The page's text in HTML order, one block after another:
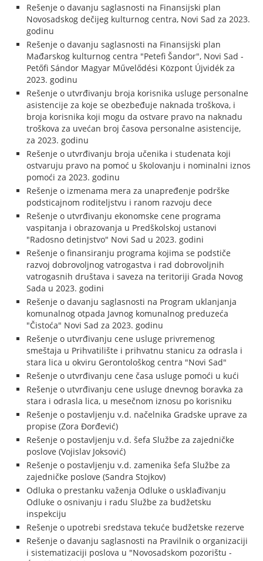
Rešenje o davanju saglasnosti na Finansijski plan
Novosadskog dečijeg kulturnog centra, Novi Sad za 2023.
godinu
Rešenje o davanju saglasnosti na Finansijski plan
Mađarskog kulturnog centra "Petefi Šandor", Novi Sad -
Petőfi Sándor Magyar Művelődési Központ Újvidék za
2023. godinu
Rešenje o utvrđivanju broja korisnika usluge personalne
asistencije za koje se obezbeđuje naknada troškova, i
broja korisnika koji mogu da ostvare pravo na naknadu
troškova za uvećan broj časova personalne asistencije,
za 2023. godinu
Rešenje o utvrđivanju broja učenika i studenata koji
ostvaruju pravo na pomoć u školovanju i nominalni iznos
pomoći za 2023. godinu
Rešenje o izmenama mera za unapređenje podrške
podsticajnom roditeljstvu i ranom razvoju dece
Rešenje o utvrđivanju ekonomske cene programa
vaspitanja i obrazovanja u Predškolskoj ustanovi
"Radosno detinjstvo" Novi Sad u 2023. godini
Rešenje o finansiranju programa kojima se podstiče
razvoj dobrovoljnog vatrogastva i rad dobrovoljnih
vatrogasnih društava i saveza na teritoriji Grada Novog
Sada u 2023. godini
Rešenje o davanju saglasnosti na Program uklanjanja
komunalnog otpada Javnog komunalnog preduzeća
"Čistoća" Novi Sad za 2023. godinu
Rešenje o utvrđivanju cene usluge privremenog
smeštaja u Prihvatilište i prihvatnu stanicu za odrasla i
stara lica u okviru Gerontološkog centra "Novi Sad"
Rešenje o utvrđivanju cene časa usluge pomoći u kući
Rešenje o utvrđivanju cene usluge dnevnog boravka za
stara i odrasla lica, u mesečnom iznosu po korisniku
Rešenje o postavljenju v.d. načelnika Gradske uprave za
propise (Zora Đorđević)
Rešenje o postavljenju v.d. šefa Službe za zajedničke
poslove (Vojislav Joksović)
Rešenje o postavljenju v.d. zamenika šefa Službe za
zajedničke poslove (Sandra Stojkov)
Odluka o prestanku važenja Odluke o usklađivanju
Odluke o osnivanju i radu Službe za budžetsku
inspekciju
Rešenje o upotrebi sredstava tekuće budžetske rezerve
Rešenje o davanju saglasnosti na Pravilnik o organizaciji
i sistematizaciji poslova u "Novosadskom pozorištu -